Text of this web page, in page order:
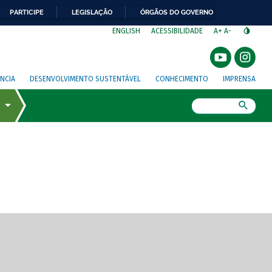
PARTICIPE LEGISLAÇÃO ÓRGÃOS DO GOVERNO
ENGLISH ACESSIBILIDADE A+ A-
DESENVOLVIMENTO SUSTENTÁVEL CONHECIMENTO IMPRENSA
de tela